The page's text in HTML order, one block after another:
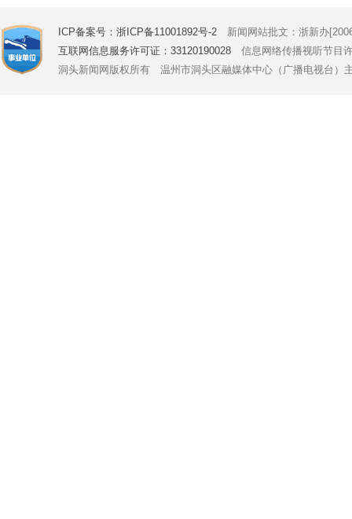
ICP备案号：浙ICP备11001892号-2 新闻网站批文：浙新办
互联网信息服务许可证：33120190028 信息网络传播视听节目
洞头新闻网版权所有 温州市洞头区融媒体中心（广播电视台）